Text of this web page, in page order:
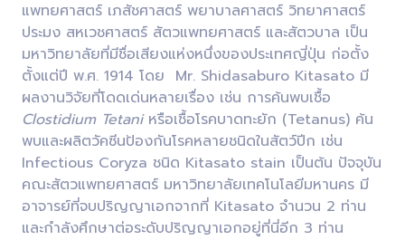
แพทยศาสตร์ เภสัชศาสตร์ พยาบาลศาสตร์ วิทยาศาสตร์
ประมง สหเวชศาสตร์ สัตวแพทยศาสตร์ และสัตวบาล เป็น
มหาวิทยาลัยที่มีชื่อเสียงแห่งหนึ่งของประเทศญี่ปุ่น ก่อตั้ง
ตั้งแต่ปี พ.ศ. 1914 โดย Mr. Shidasaburo Kitasato มี
ผลงานวิจัยที่โดดเด่นหลายเรื่อง เช่น การค้นพบเชื้อ
Clostidium Tetaniหรือเชื้อโรคบาดทะยัก (Tetanus) ค้น
พบและผลิตวัคซีนป้องกันโรคหลายชนิดในสัตว์ปีก เช่น
Infectious Coryza ชนิด Kitasato stain เป็นต้น ปัจจุบัน
คณะสัตวแพทยศาสตร์ มหาวิทยาลัยเทคโนโลยีมหานคร มี
อาจารย์ที่จบปริญญาเอกจากที่ Kitasato จำนวน 2 ท่าน
และกำลังศึกษาต่อระดับปริญญาเอกอยู่ที่นี่อีก 3 ท่าน